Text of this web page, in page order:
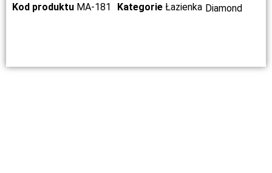
Kod produktu MA-181 Kategorie Łazienka Diamond